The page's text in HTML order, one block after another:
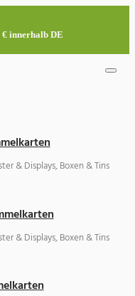
€ innerhalb DE
& Displays, Boxen & Tins
& Displays, Boxen & Tins